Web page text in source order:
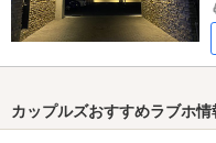
カップルズおすすめラブホ情